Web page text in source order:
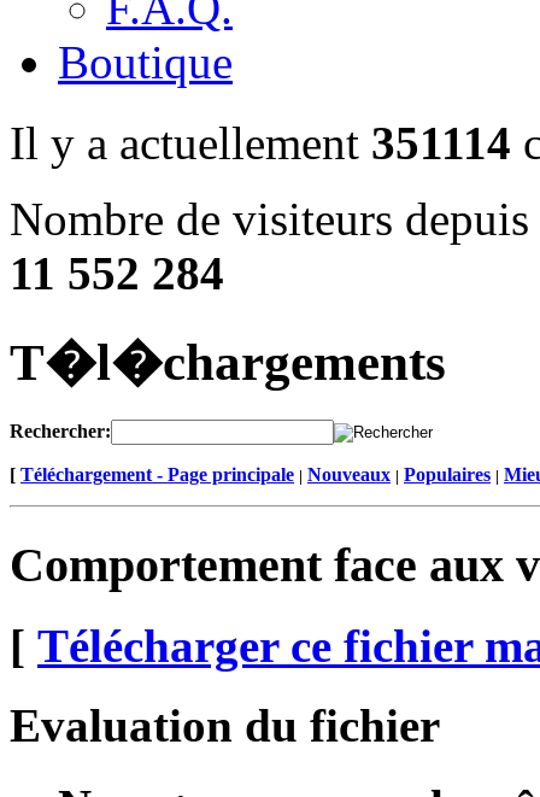
Boutique
Il y a actuellement 351114
Nombre de visiteurs
11 552 284
T�l�chargements
Rechercher:
[ Téléchargement - Page principale | Nouveaux | Populaires |
Comportement face
[ Télécharger ce fichier
Evaluation du fichier